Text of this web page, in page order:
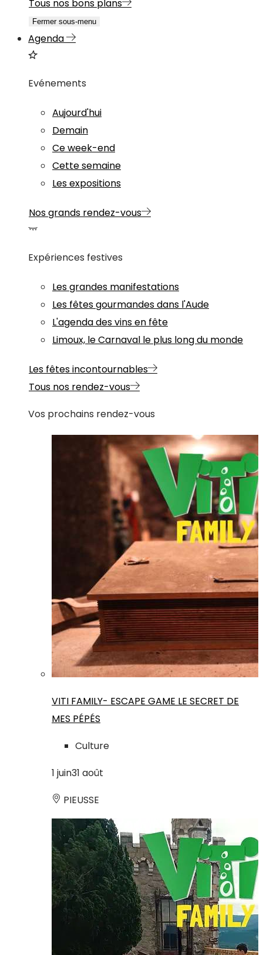
Tous nos bons plans
Fermer sous-menu
Agenda
Evénements
Aujourd'hui
Demain
Ce week-end
Cette semaine
Les expositions
Nos grands rendez-vous
Expériences festives
Les grandes manifestations
Les fêtes gourmandes dans l'Aude
L'agenda des vins en fête
Limoux, le Carnaval le plus long du monde
Les fêtes incontournables
Tous nos rendez-vous
Vos prochains rendez-vous
VITI FAMILY- ESCAPE GAME LE SECRET DE
MES PÉPÉS
Culture
1 juin31 août
PIEUSSE